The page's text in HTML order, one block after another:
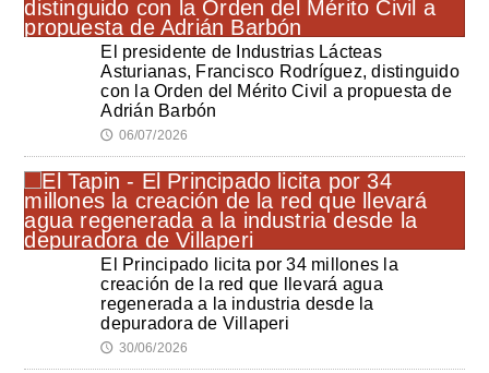
El presidente de Industrias Lácteas
Asturianas, Francisco Rodríguez, distinguido
con la Orden del Mérito Civil a propuesta de
Adrián Barbón
🕔 06/07/2026
El Principado licita por 34 millones la
creación de la red que llevará agua
regenerada a la industria desde la
depuradora de Villaperi
🕔 30/06/2026